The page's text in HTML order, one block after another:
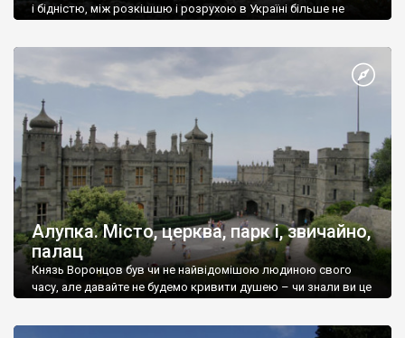
і бідністю, між розкішшю і розрухою в Україні більше не
Алупка. Місто, церква, парк і, звичайно,
палац
Князь Воронцов був чи не найвідомішою людиною свого
часу, але давайте не будемо кривити душею – чи знали ви це